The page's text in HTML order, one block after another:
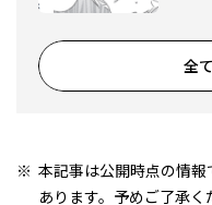
全
本記事は公開時点の情
あります。予めご了承く